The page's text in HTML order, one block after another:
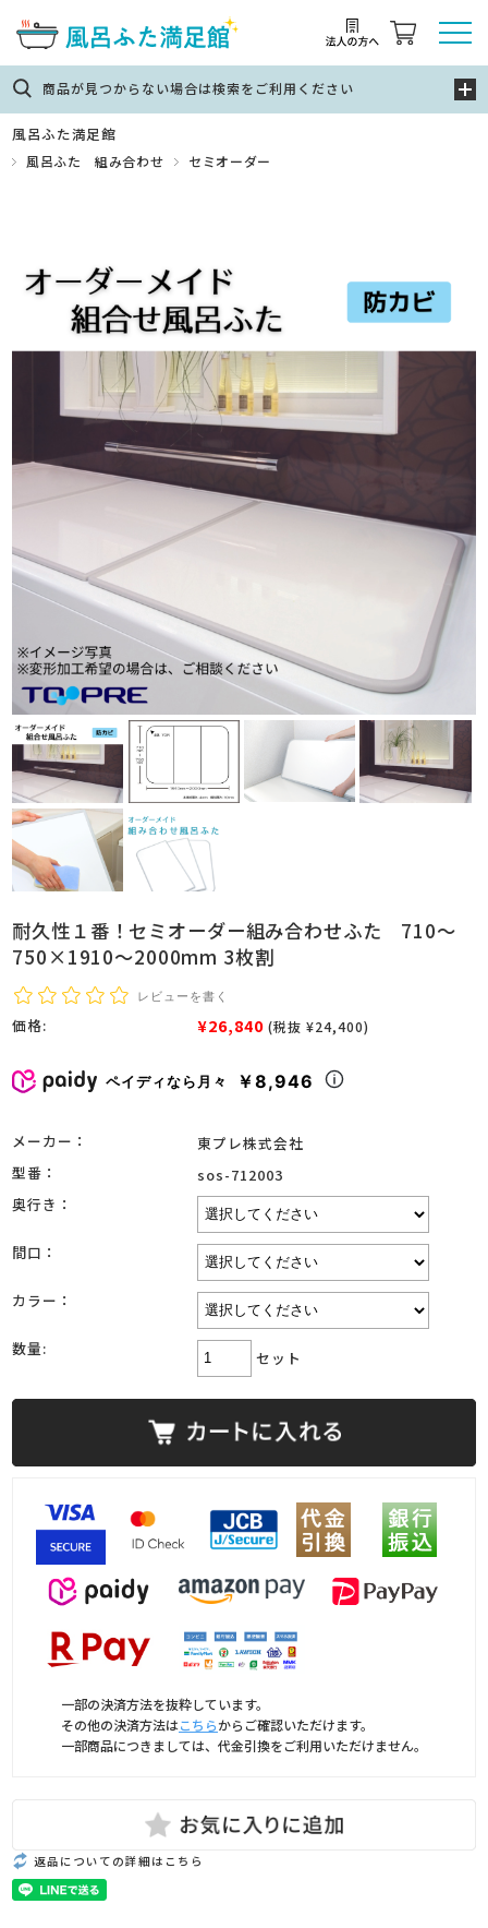
商品が見つからない場合は検索をご利用ください
風呂ふた満足館
風呂ふた 組み合わせ セミオーダー
耐久性１番！セミオーダー組み合わせふた 710～
750×1910～2000mm 3枚割
レビューを書く
価格: ¥26,840 (税抜 ¥24,400)
ペイディなら月々 ￥8,946
メーカー：
東プレ株式会社
型番：
sos-712003
奥行き：
間口：
カラー：
数量: セット
一部の決済方法を抜粋しています。
その他の決済方法はこちらからご確認いただけます。
一部商品につきましては、代金引換をご利用いただけません。
返品についての詳細はこちら